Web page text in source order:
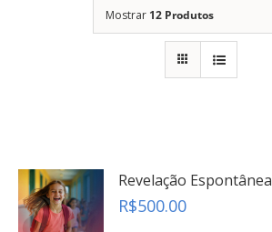
Mostrar 12 Produtos
Revelação Espontânea
R$500.00